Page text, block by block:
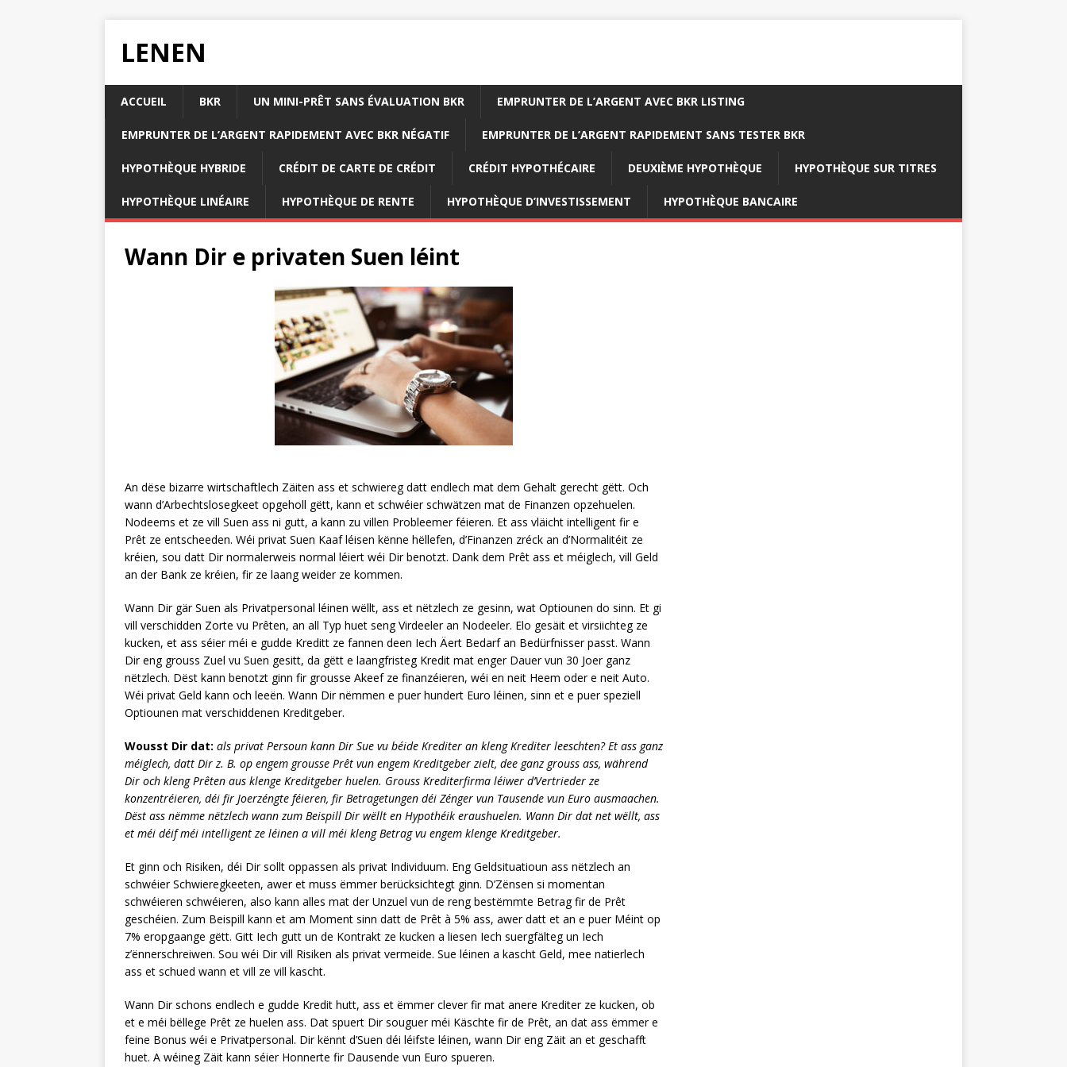
LENEN
ACCUEIL BKR UN MINI-PRÊT SANS ÉVALUATION BKR EMPRUNTER DE L’ARGENT AVEC BKR LISTING
EMPRUNTER DE L’ARGENT RAPIDEMENT AVEC BKR NÉGATIF EMPRUNTER DE L’ARGENT RAPIDEMENT SANS TESTER BKR
HYPOTHÈQUE HYBRIDE CRÉDIT DE CARTE DE CRÉDIT CRÉDIT HYPOTHÉCAIRE DEUXIÈME HYPOTHÈQUE HYPOTHÈQUE SUR TITRES
HYPOTHÈQUE LINÉAIRE HYPOTHÈQUE DE RENTE HYPOTHÈQUE D’INVESTISSEMENT HYPOTHÈQUE BANCAIRE
Wann Dir e privaten Suen léint
An dëse bizarre wirtschaftlech Zäiten ass et schwiereg datt endlech mat dem Gehalt gerecht gëtt. Och
wann d’Arbechtslosegkeet opgeholl gëtt, kann et schwéier schwätzen mat de Finanzen opzehuelen.
Nodeems et ze vill Suen ass ni gutt, a kann zu villen Probleemer féieren. Et ass vläicht intelligent fir e
Prêt ze entscheeden. Wéi privat Suen Kaaf léisen kënne hëllefen, d’Finanzen zréck an d’Normalitéit ze
kréien, sou datt Dir normalerweis normal léiert wéi Dir benotzt. Dank dem Prêt ass et méiglech, vill Geld
an der Bank ze kréien, fir ze laang weider ze kommen.
Wann Dir gär Suen als Privatpersonal léinen wëllt, ass et nëtzlech ze gesinn, wat Optiounen do sinn. Et gi
vill verschidden Zorte vu Prêten, an all Typ huet seng Virdeeler an Nodeeler. Elo gesäit et virsiichteg ze
kucken, et ass séier méi e gudde Kreditt ze fannen deen Iech Äert Bedarf an Bedürfnisser passt. Wann
Dir eng grouss Zuel vu Suen gesitt, da gëtt e laangfristeg Kredit mat enger Dauer vun 30 Joer ganz
nëtzlech. Dëst kann benotzt ginn fir grousse Akeef ze finanzéieren, wéi en neit Heem oder e neit Auto.
Wéi privat Geld kann och leeën. Wann Dir nëmmen e puer hundert Euro léinen, sinn et e puer speziell
Optiounen mat verschiddenen Kreditgeber.
Wousst Dir dat: als privat Persoun kann Dir Sue vu béide Krediter an kleng Krediter leeschten? Et ass ganz
méiglech, datt Dir z. B. op engem grousse Prêt vun engem Kreditgeber zielt, dee ganz grouss ass, während
Dir och kleng Prêten aus klenge Kreditgeber huelen. Grouss Krediterfirma léiwer d’Vertrieder ze
konzentréieren, déi fir Joerzéngte féieren, fir Betragetungen déi Zénger vun Tausende vun Euro ausmaachen.
Dëst ass nëmme nëtzlech wann zum Beispill Dir wëllt en Hypothéik eraushuelen. Wann Dir dat net wëllt, ass
et méi déif méi intelligent ze léinen a vill méi kleng Betrag vu engem klenge Kreditgeber.
Et ginn och Risiken, déi Dir sollt oppassen als privat Individuum. Eng Geldsituatioun ass nëtzlech an
schwéier Schwieregkeeten, awer et muss ëmmer berücksichtegt ginn. D’Zënsen si momentan
schwéieren schwéieren, also kann alles mat der Unzuel vun de reng bestëmmte Betrag fir de Prêt
geschéien. Zum Beispill kann et am Moment sinn datt de Prêt à 5% ass, awer datt et an e puer Méint op
7% eropgaange gëtt. Gitt Iech gutt un de Kontrakt ze kucken a liesen Iech suergfälteg un Iech
z’ënnerschreiwen. Sou wéi Dir vill Risiken als privat vermeide. Sue léinen a kascht Geld, mee natierlech
ass et schued wann et vill ze vill kascht.
Wann Dir schons endlech e gudde Kredit hutt, ass et ëmmer clever fir mat anere Krediter ze kucken, ob
et e méi bëllege Prêt ze huelen ass. Dat spuert Dir souguer méi Käschte fir de Prêt, an dat ass ëmmer e
feine Bonus wéi e Privatpersonal. Dir kënnt d’Suen déi léifste léinen, wann Dir eng Zäit an et geschafft
huet. A wéineg Zäit kann séier Honnerte fir Dausende vun Euro spueren.